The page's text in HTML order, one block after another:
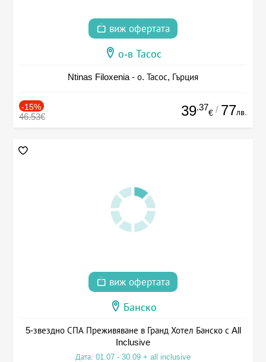
виж офертата
о-в Тасос
Ntinas Filoxenia - о. Тасос, Гърция
-15%
46.53€ 39.37
€ / 77лв.
виж офертата
Банско
5-звездно СПА Преживяване в Гранд Хотел Банско с All
Inclusive
Дата: 01.07 - 30.09 + all inclusive